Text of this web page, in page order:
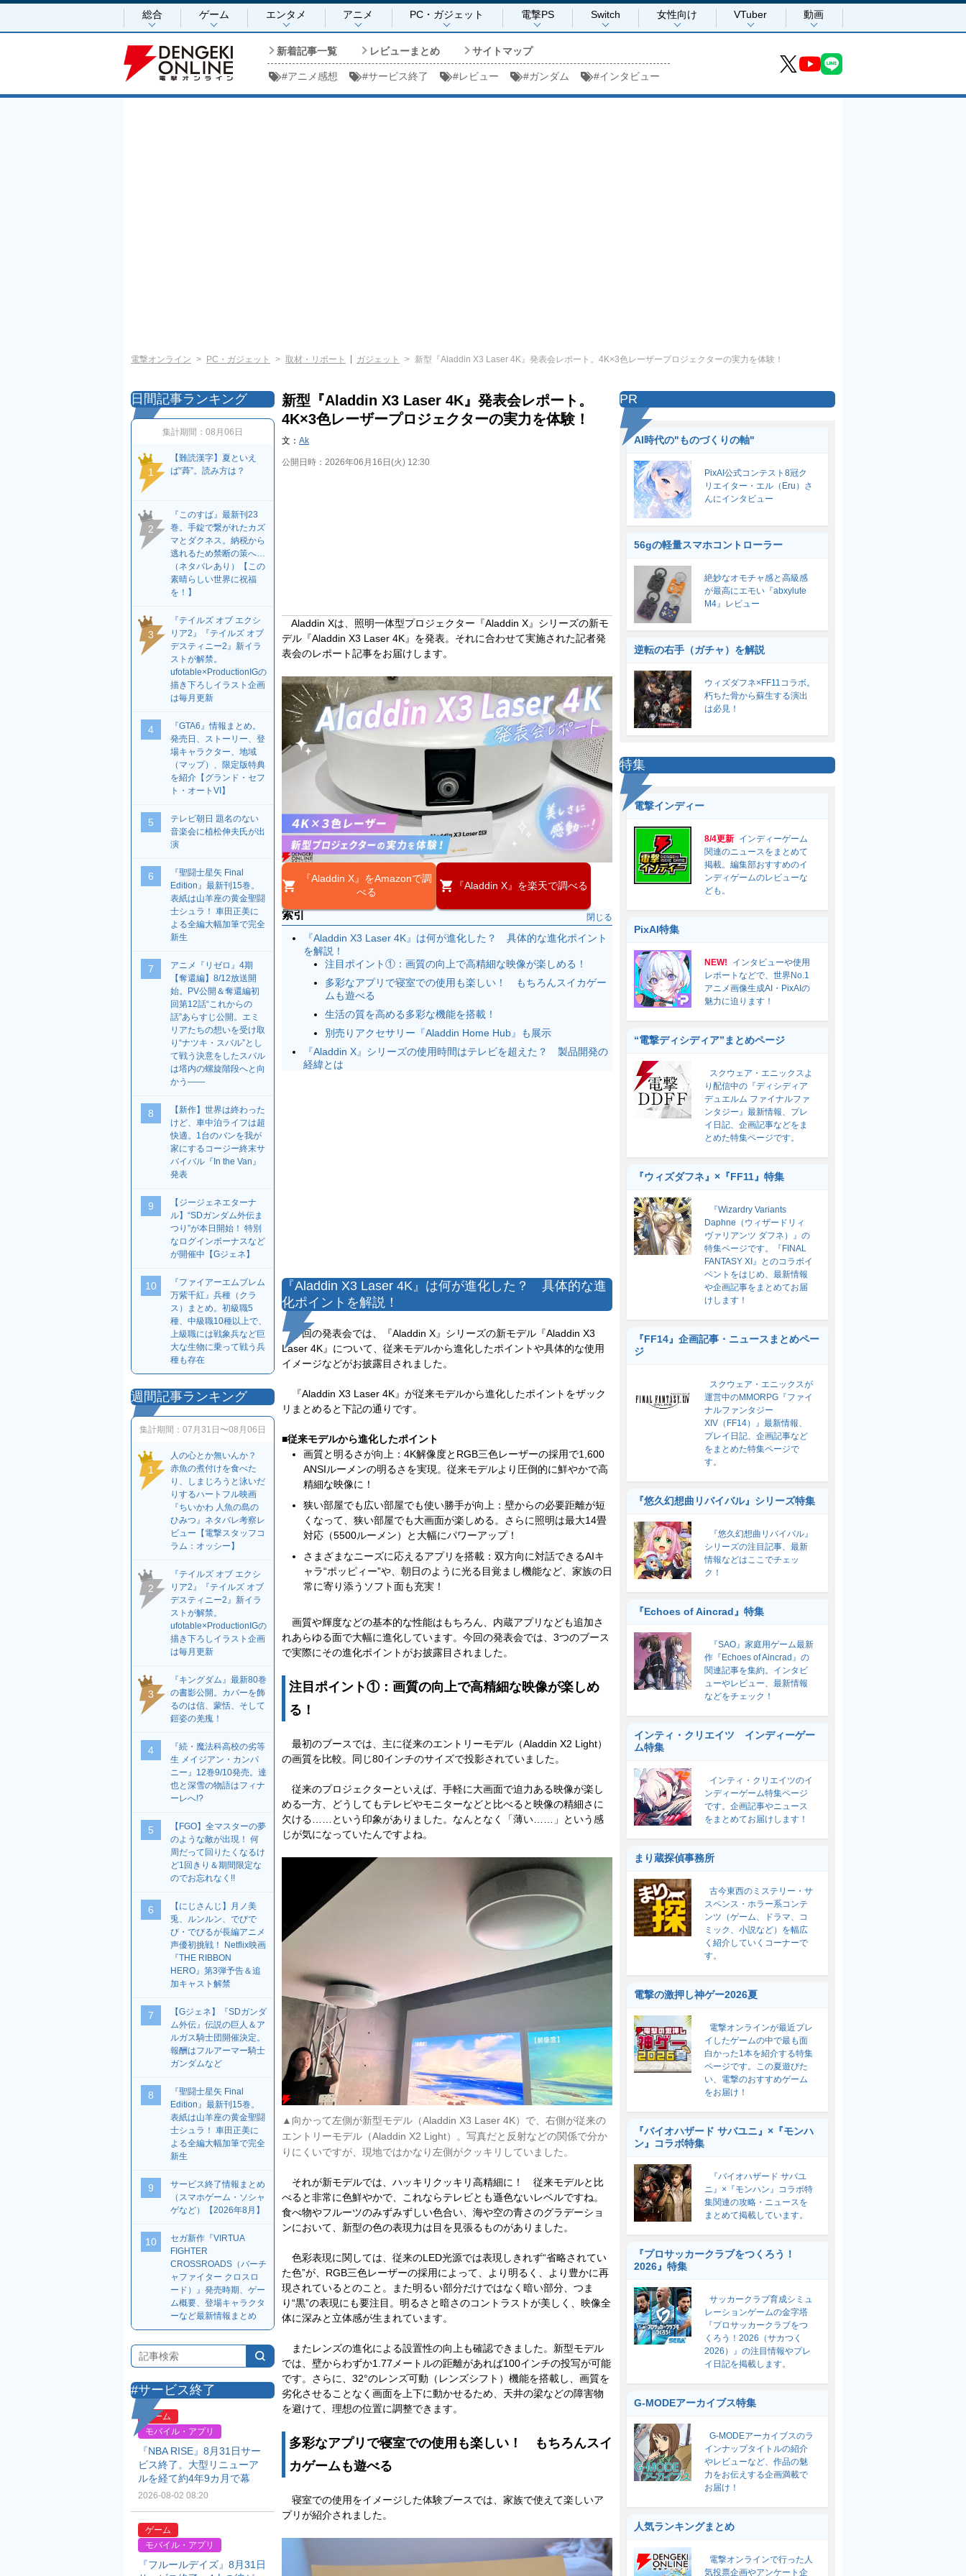
総合 ゲーム エンタメ アニメ PC・ガジェット 電撃PS Switch 女性向け VTuber 動画
新着記事一覧 レビューまとめ サイトマップ
#アニメ感想 #サービス終了 #レビュー #ガンダム #インタビュー
電撃オンライン PC・ガジェット 取材・リポート ガジェット 新型『Aladdin X3 Laser 4K』発表会レポート。4K×3色レーザープロジェクターの実力を体験！
新型『Aladdin X3 Laser 4K』発表会レポート。
4K×3色レーザープロジェクターの実力を体験！
文： Ak
公開日時： 2026年06月16日(火) 12:30
Aladdin Xは、照明一体型プロジェクター『Aladdin X』シリーズの新モ
デル『Aladdin X3 Laser 4K』を発表。それに合わせて実施された記者発
表会のレポート記事をお届けします。
『Aladdin X』をAmazonで調
べる
『Aladdin X』を楽天で調べる
索引 閉じる
『Aladdin X3 Laser 4K』は何が進化した？ 具体的な進化ポイント
を解説！
注目ポイント①：画質の向上で高精細な映像が楽しめる！
多彩なアプリで寝室での使用も楽しい！ もちろんスイカゲー
ムも遊べる
生活の質を高める多彩な機能を搭載！
別売りアクセサリー『Aladdin Home Hub』も展示
『Aladdin X』シリーズの使用時間はテレビを超えた？ 製品開発の
経緯とは
『Aladdin X3 Laser 4K』は何が進化した？ 具体的な進
化ポイントを解説！
今回の発表会では、『Aladdin X』シリーズの新モデル『Aladdin X3
Laser 4K』について、従来モデルから進化したポイントや具体的な使用
イメージなどがお披露目されました。
『Aladdin X3 Laser 4K』が従来モデルから進化したポイントをザック
リまとめると下記の通りです。
■従来モデルから進化したポイント
画質と明るさが向上：4K解像度とRGB三色レーザーの採用で1,600
ANSIルーメンの明るさを実現。従来モデルより圧倒的に鮮やかで高
精細な映像に！
狭い部屋でも広い部屋でも使い勝手が向上：壁からの必要距離が短
くなって、狭い部屋でも大画面が楽しめる。さらに照明は最大14畳
対応（5500ルーメン）と大幅にパワーアップ！
さまざまなニーズに応えるアプリを搭載：双方向に対話できるAIキ
ャラ“ポッピィー”や、朝日のように光る目覚まし機能など、家族の日
常に寄り添うソフト面も充実！
画質や輝度などの基本的な性能はもちろん、内蔵アプリなども追加さ
れあらゆる面で大幅に進化しています。今回の発表会では、3つのブース
で実際にその進化ポイントがお披露目されました。
注目ポイント①：画質の向上で高精細な映像が楽しめ
る！
最初のブースでは、主に従来のエントリーモデル（Aladdin X2 Light）
の画質を比較。同じ80インチのサイズで投影されていました。
従来のプロジェクターといえば、手軽に大画面で迫力ある映像が楽し
める一方、どうしてもテレビやモニターなどと比べると映像の精細さに
欠ける……という印象がありました。なんとなく「薄い……」という感
じが気になっていたんですよね。
▲向かって左側が新型モデル（Aladdin X3 Laser 4K）で、右側が従来の
エントリーモデル（Aladdin X2 Light）。写真だと反射などの関係で分か
りにくいですが、現地ではかなり左側がクッキリしていました。
それが新モデルでは、ハッキリクッキリ高精細に！ 従来モデルと比
べると非常に色鮮やかで、これならテレビとも遜色ないレベルですね。
食べ物やフルーツのみずみずしい色合い、海や空の青さのグラデーショ
ンにおいて、新型の色の表現力は目を見張るものがありました。
色彩表現に関しては、従来のLED光源では表現しきれず“省略されてい
た色”が、RGB三色レーザーの採用によって、より明るく、より豊かに再
現されているとのこと。また明るい部分だけではなく暗い部分、つま
り“黒”の表現にも要注目。明るさと暗さのコントラストが美しく、映像全
体に深みと立体感が生まれています。
またレンズの進化による設置性の向上も確認できました。新型モデル
では、壁からわずか1.77メートルの距離があれば100インチの投写が可能
です。さらに、32°のレンズ可動（レンズシフト）機能を搭載し、画質を
劣化させることなく画面を上下に動かせるため、天井の梁などの障害物
を避けて、理想の位置に調整できます。
多彩なアプリで寝室での使用も楽しい！ もちろんスイ
カゲームも遊べる
寝室での使用をイメージした体験ブースでは、家族で使えて楽しいア
プリが紹介されました。
日間記事ランキング
集計期間： 08月06日
1
【難読漢字】夏といえ
ば“蕣”。読み方は？
2
『このすば』最新刊23
巻。手錠で繋がれたカズ
マとダクネス。納税から
逃れるため禁断の策へ…
（ネタバレあり）【この
素晴らしい世界に祝福
を！】
3
『テイルズ オブ エクシ
リア2』『テイルズ オブ
デスティニー2』新イラ
ストが解禁。
ufotable×ProductionIGの
描き下ろしイラスト企画
は毎月更新
4
『GTA6』情報まとめ。
発売日、ストーリー、登
場キャラクター、地域
（マップ）、限定版特典
を紹介【グランド・セフ
ト・オートVI】
5
テレビ朝日 題名のない
音楽会に植松伸夫氏が出
演
6
『聖闘士星矢 Final
Edition』最新刊15巻。
表紙は山羊座の黄金聖闘
士シュラ！ 車田正美に
よる全編大幅加筆で完全
新生
7
アニメ『リゼロ』4期
【奪還編】8/12放送開
始。PV公開＆奪還編初
回第12話“これからの
話”あらすじ公開。エミ
リアたちの想いを受け取
り“ナツキ・スバル”とし
て戦う決意をしたスバル
は塔内の螺旋階段へと向
かう――
8
【新作】世界は終わった
けど、車中泊ライフは超
快適。1台のバンを我が
家にするコージー終末サ
バイバル『In the Van』
発表
9
【ジージェネエターナ
ル】“SDガンダム外伝ま
つり”が本日開始！ 特別
なログインボーナスなど
が開催中【Gジェネ】
10
『ファイアーエムブレム
万紫千紅』兵種（クラ
ス）まとめ。初級職5
種、中級職10種以上で、
上級職には戦象兵など巨
大な生物に乗って戦う兵
種も存在
週間記事ランキング
集計期間： 07月31日〜08月06日
1
人の心とか無いんか？
赤魚の煮付けを食べた
り、しまじろうと泳いだ
りするハートフル映画
『ちいかわ 人魚の島の
ひみつ』ネタバレ考察レ
ビュー【電撃スタッフコ
ラム：オッシー】
2
『テイルズ オブ エクシ
リア2』『テイルズ オブ
デスティニー2』新イラ
ストが解禁。
ufotable×ProductionIGの
描き下ろしイラスト企画
は毎月更新
3
『キングダム』最新80巻
の書影公開。カバーを飾
るのは信、蒙恬、そして
鎧姿の羌瘣！
4
『続・魔法科高校の劣等
生 メイジアン・カンパ
ニー』12巻9/10発売。達
也と深雪の物語はフィナ
ーレへ!?
5
【FGO】全マスターの夢
のような敵が出現！ 何
周だって回りたくなるけ
ど1回きり＆期間限定な
のでお忘れなく!!
6
【にじさんじ】月ノ美
兎、ルンルン、でびで
び・でびるが長編アニメ
声優初挑戦！ Netflix映画
『THE RIBBON
HERO』第3弾予告＆追
加キャスト解禁
7
【Gジェネ】『SDガンダ
ム外伝』伝説の巨人＆ア
ルガス騎士団開催決定。
報酬はフルアーマー騎士
ガンダムなど
8
『聖闘士星矢 Final
Edition』最新刊15巻。
表紙は山羊座の黄金聖闘
士シュラ！ 車田正美に
よる全編大幅加筆で完全
新生
9
サービス終了情報まとめ
（スマホゲーム・ソシャ
ゲなど）【2026年8月】
10
セガ新作『VIRTUA
FIGHTER
CROSSROADS（バーチ
ャファイター クロスロ
ード）』発売時期、ゲー
ム概要、登場キャラクタ
ーなど最新情報まとめ
#サービス終了
ゲーム
モバイル・アプリ
『NBA RISE』8月31日サー
ビス終了。大型リニューア
ルを経て約4年9カ月で幕
2026-08-02 08:20
ゲーム
モバイル・アプリ
『フルールデイズ』8月31日
PR
AI時代の"ものづくりの軸"
PixAI公式コンテスト8冠ク
リエイター・エル（Eru）さ
んにインタビュー
56gの軽量スマホコントローラー
絶妙なオモチャ感と高級感
が最高にエモい『abxylute
M4』レビュー
逆転の右手（ガチャ）を解説
ウィズダフネ×FF11コラボ。
朽ちた骨から蘇生する演出
は必見！
特集
電撃インディー
8/4更新 インディーゲーム
関連のニュースをまとめて
掲載。編集部おすすめのイ
ンディゲームのレビューな
ども。
PixAI特集
NEW!
インタビューや使用
レポートなどで、世界No.1
アニメ画像生成AI・PixAIの
魅力に迫ります！
“電撃ディシディア”まとめページ
スクウェア・エニックスよ
り配信中の『ディシディア
デュエルム ファイナルファ
ンタジー』最新情報、プレ
イ日記、企画記事などをま
とめた特集ページです。
『ウィズダフネ』×『FF11』特集
『Wizardry Variants
Daphne（ウィザードリィ
ヴァリアンツ ダフネ）』の
特集ページです。『FINAL
FANTASY XI』とのコラボイ
ベントをはじめ、最新情報
や企画記事をまとめてお届
けします！
『FF14』企画記事・ニュースまとめペー
ジ
スクウェア・エニックスが
運営中のMMORPG『ファイ
ナルファンタジー
XIV（FF14）』最新情報、
プレイ日記、企画記事など
をまとめた特集ページで
す。
『悠久幻想曲リバイバル』シリーズ特集
『悠久幻想曲リバイバル』
シリーズの注目記事、最新
情報などはここでチェッ
ク！
『Echoes of Aincrad』特集
『SAO』家庭用ゲーム最新
作『Echoes of Aincrad』の
関連記事を集約。インタビ
ューやレビュー、最新情報
などをチェック！
インティ・クリエイツ インディーゲー
ム特集
インティ・クリエイツのイ
ンディーゲーム特集ページ
です。企画記事やニュース
をまとめてお届けします！
まり蔵探偵事務所
古今東西のミステリー・サ
スペンス・ホラー系コンテ
ンツ（ゲーム、ドラマ、コ
ミック、小説など）を幅広
く紹介していくコーナーで
す。
電撃の激押し神ゲー2026夏
電撃オンラインが最近プレ
イしたゲームの中で最も面
白かった1本を紹介する特集
ページです。この夏遊びた
い、電撃のおすすめゲーム
をお届け！
『バイオハザード サバユニ』×『モンハ
ン』コラボ特集
『バイオハザード サバユ
ニ』×『モンハン』コラボ特
集関連の攻略・ニュースを
まとめて掲載しています。
『プロサッカークラブをつくろう！
2026』特集
サッカークラブ育成シミュ
レーションゲームの金字塔
『プロサッカークラブをつ
くろう！2026（サカつく
2026）』の注目情報やプレ
イ日記を掲載します。
G-MODEアーカイブス特集
G-MODEアーカイブスのラ
インナップタイトルの紹介
やレビューなど、作品の魅
力をお伝えする企画満載で
お届け！
人気ランキングまとめ
電撃オンラインで行った人
気投票企画やアンケート企